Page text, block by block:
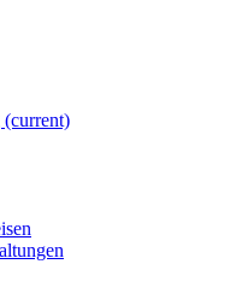
(current)